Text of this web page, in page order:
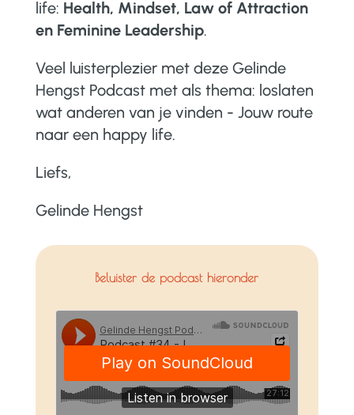
life: Health, Mindset, Law of Attraction
en Feminine Leadership.
Veel luisterplezier met deze Gelinde
Hengst Podcast met als thema: loslaten
wat anderen van je vinden - Jouw route
naar een happy life.
Liefs,
Gelinde Hengst
Beluister de podcast hieronder